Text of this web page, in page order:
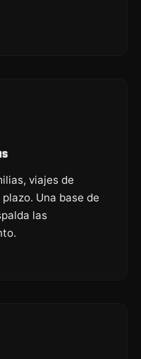
viajes de
Una base de
las